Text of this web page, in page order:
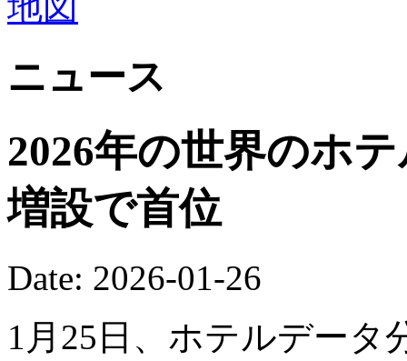
ニュース
2026年の世界のホ
増設で首位
Date: 2026-01-26
1月25日、ホテルデータ